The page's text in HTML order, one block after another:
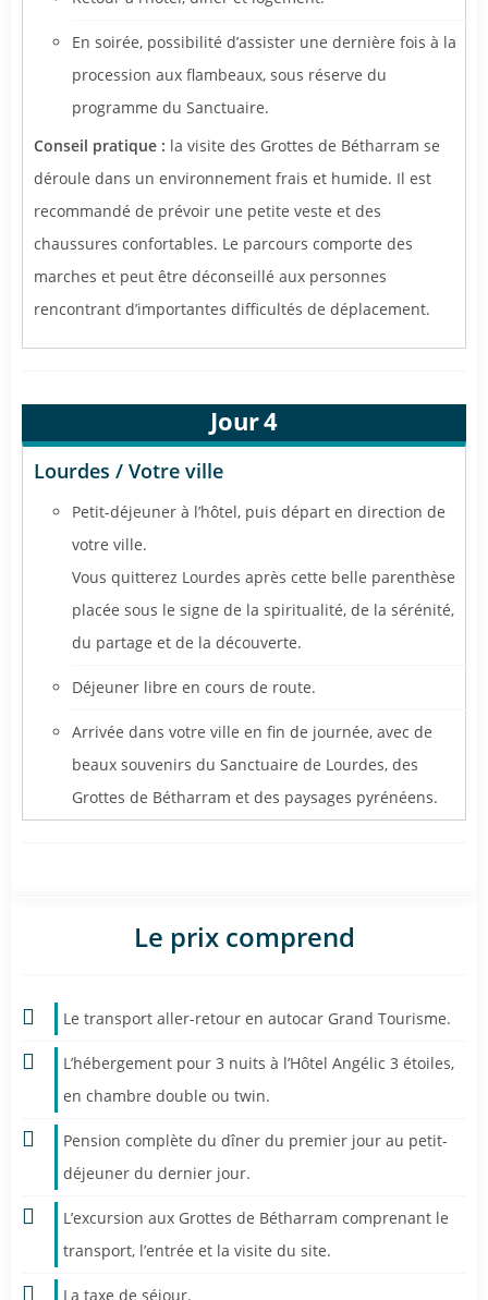
En soirée, possibilité d’assister une dernière fois à la
procession aux flambeaux, sous réserve du
programme du Sanctuaire.
Conseil pratique : la visite des Grottes de Bétharram se
déroule dans un environnement frais et humide. Il est
recommandé de prévoir une petite veste et des
chaussures confortables. Le parcours comporte des
marches et peut être déconseillé aux personnes
rencontrant d’importantes difficultés de déplacement.
Jour4
Lourdes / Votre ville
Petit-déjeuner à l’hôtel, puis départ en direction de
votre ville.
Vous quitterez Lourdes après cette belle parenthèse
placée sous le signe de la spiritualité, de la sérénité,
du partage et de la découverte.
Déjeuner libre en cours de route.
Arrivée dans votre ville en fin de journée, avec de
beaux souvenirs du Sanctuaire de Lourdes, des
Grottes de Bétharram et des paysages pyrénéens.
Le prix comprend
Le transport aller-retour en autocar Grand Tourisme.
L’hébergement pour 3 nuits à l’Hôtel Angélic 3 étoiles,
en chambre double ou twin.
Pension complète du dîner du premier jour au petit-
déjeuner du dernier jour.
L’excursion aux Grottes de Bétharram comprenant le
transport, l’entrée et la visite du site.
La taxe de séjour.